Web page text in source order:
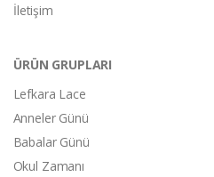
İletişim
ÜRÜN GRUPLARI
Lefkara Lace
Anneler Günü
Babalar Günü
Okul Zamanı